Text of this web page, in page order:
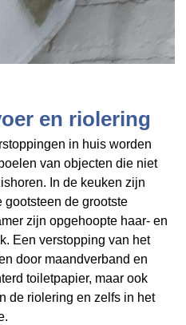
en riolering
in huis worden
van objecten die niet
In de keuken zijn
de grootste
zijn opgehoopte haar- en
Een verstopping van het
door maandverband en
toiletpapier, maar ook
de riolering en zelfs in het